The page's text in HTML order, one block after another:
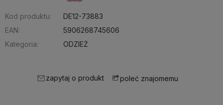
Kod produktu:
DE12-73883
EAN:
5906268745606
Kategoria:
ODZIEŻ
zapytaj o produkt poleć znajomemu